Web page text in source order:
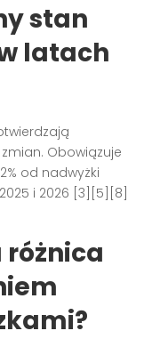
stan
latach
Obowiązuje
od nadwyżki
i 2026 [3][5][8]
różnica